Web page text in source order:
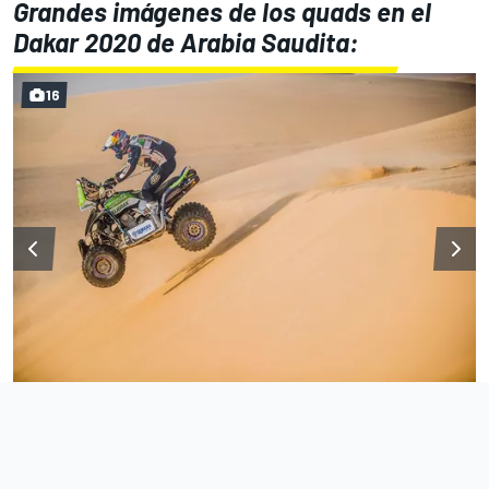
Grandes imágenes de los quads en el
Dakar 2020 de Arabia Saudita:
16